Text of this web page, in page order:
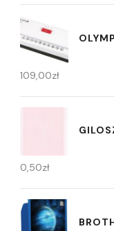
109,00zł
0,50zł